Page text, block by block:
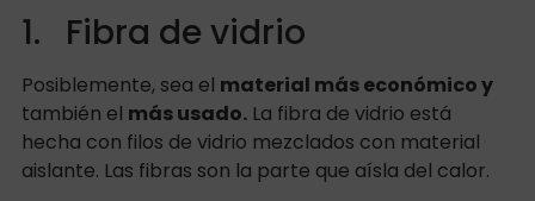
1. Fibra de vidrio
Posiblemente, sea el material más económico y
también el más usado.La fibra de vidrio está
hecha con filos de vidrio mezclados con material
aislante. Las fibras son la parte que aísla del calor.